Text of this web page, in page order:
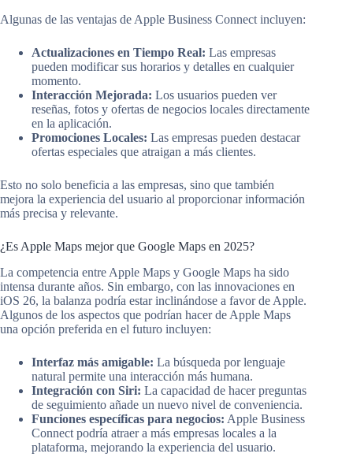
Algunas de las ventajas de Apple Business Connect incluyen:
Actualizaciones en Tiempo Real: Las empresas
pueden modificar sus horarios y detalles en cualquier
momento.
Interacción Mejorada: Los usuarios pueden ver
reseñas, fotos y ofertas de negocios locales directamente
en la aplicación.
Promociones Locales: Las empresas pueden destacar
ofertas especiales que atraigan a más clientes.
Esto no solo beneficia a las empresas, sino que también
mejora la experiencia del usuario al proporcionar información
más precisa y relevante.
¿Es Apple Maps mejor que Google Maps en 2025?
La competencia entre Apple Maps y Google Maps ha sido
intensa durante años. Sin embargo, con las innovaciones en
iOS 26, la balanza podría estar inclinándose a favor de Apple.
Algunos de los aspectos que podrían hacer de Apple Maps
una opción preferida en el futuro incluyen:
Interfaz más amigable: La búsqueda por lenguaje
natural permite una interacción más humana.
Integración con Siri: La capacidad de hacer preguntas
de seguimiento añade un nuevo nivel de conveniencia.
Funciones específicas para negocios: Apple Business
Connect podría atraer a más empresas locales a la
plataforma, mejorando la experiencia del usuario.